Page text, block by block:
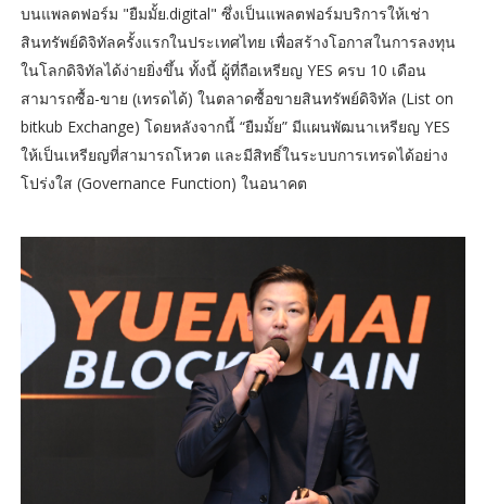
บนแพลตฟอร์ม "ยืมมั้ย.digital" ซึ่งเป็นแพลตฟอร์มบริการให้เช่า
สินทรัพย์ดิจิทัลครั้งแรกในประเทศไทย เพื่อสร้างโอกาสในการลงทุน
ในโลกดิจิทัลได้ง่ายยิ่งขึ้น ทั้งนี้ ผู้ที่ถือเหรียญ YES ครบ 10 เดือน
สามารถซื้อ-ขาย (เทรดได้) ในตลาดซื้อขายสินทรัพย์ดิจิทัล (List on
bitkub Exchange) โดยหลังจากนี้ “ยืมมั้ย” มีแผนพัฒนาเหรียญ YES
ให้เป็นเหรียญที่สามารถโหวต และมีสิทธิ์ในระบบการเทรดได้อย่าง
โปร่งใส (Governance Function) ในอนาคต